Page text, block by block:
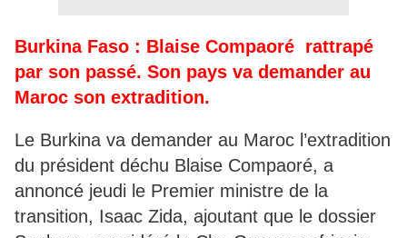
Burkina Faso : Blaise Compaoré rattrapé
par son passé. Son pays va demander au
Maroc son extradition.
Le Burkina va demander au Maroc l’extradition
du président déchu Blaise Compaoré, a
annoncé jeudi le Premier ministre de la
transition, Isaac Zida, ajoutant que le dossier